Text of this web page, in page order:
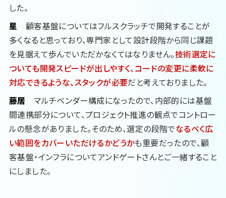
した。
星 顧客基盤についてはフルスクラッチで開発することが
多くなると思っており、専門家として設計段階から同じ課題
を見据えて歩んでいただかなくてはなりません。技術選定に
ついても開発スピードが出しやすく、コードの変更に柔軟に
対応できるような、スタックが必要だと考えておりました。
藤居マルチベンダー構成になったので、内部的には基盤
間連携部分について、プロジェクト推進の観点でコントロー
ルの懸念がありました。そのため、選定の段階でなるべく広
い範囲をカバーいただけるかどうかも重要だったので、顧
客基盤・インフラについてアンドゲートさんとご一緒すること
にしました。